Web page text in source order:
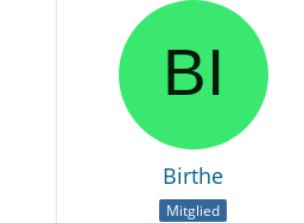
Birthe
Mitglied